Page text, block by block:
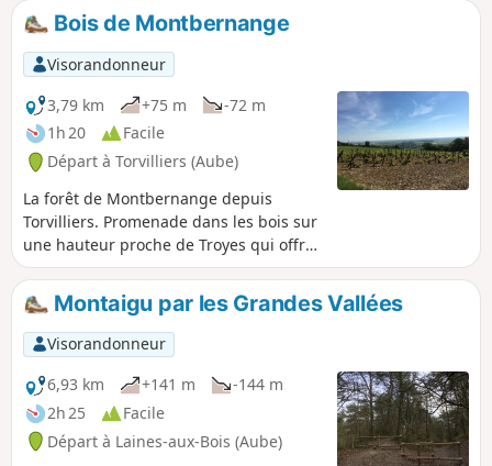
Bois de Montbernange
Visorandonneur
3,79 km
+75 m
-72 m
1h 20
Facile
Départ à Torvilliers (Aube)
La forêt de Montbernange depuis
Torvilliers. Promenade dans les bois sur
une hauteur proche de Troyes qui offre
une vue panoramique sur les plaines et
communes environnantes.
Montaigu par les Grandes Vallées
Visorandonneur
6,93 km
+141 m
-144 m
2h 25
Facile
Départ à Laines-aux-Bois (Aube)